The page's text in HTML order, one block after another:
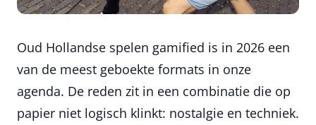
Oud Hollandse spelen gamified is in 2026 een
van de meest geboekte formats in onze
agenda. De reden zit in een combinatie die op
papier niet logisch klinkt: nostalgie en techniek.